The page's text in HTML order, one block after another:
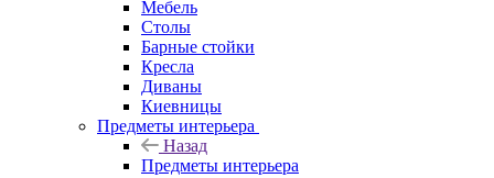
Мебель
Столы
Барные стойки
Кресла
Диваны
Киевницы
Предметы интерьера
Назад
Предметы интерьера